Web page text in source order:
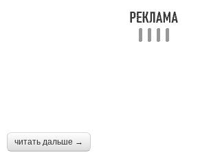
читать дальше →